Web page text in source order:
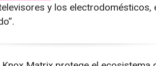
y los electrodomésticos,